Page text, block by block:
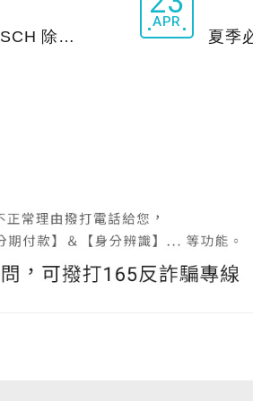
新品上市-BOSCH 除菌抗敏型空氣清淨機
APR